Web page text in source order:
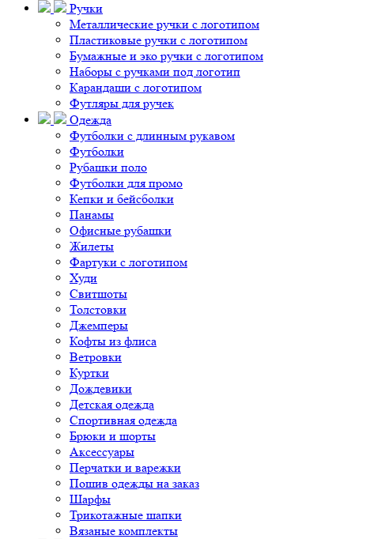
Ручки
Металлические ручки с логотипом
Пластиковые ручки с логотипом
Бумажные и эко ручки с логотипом
Наборы с ручками под логотип
Карандаши с логотипом
Футляры для ручек
Одежда
Футболки с длинным рукавом
Футболки
Рубашки поло
Футболки для промо
Кепки и бейсболки
Панамы
Офисные рубашки
Жилеты
Фартуки с логотипом
Худи
Свитшоты
Толстовки
Джемперы
Кофты из флиса
Ветровки
Куртки
Дождевики
Детская одежда
Спортивная одежда
Брюки и шорты
Аксессуары
Перчатки и варежки
Пошив одежды на заказ
Шарфы
Трикотажные шапки
Вязаные комплекты